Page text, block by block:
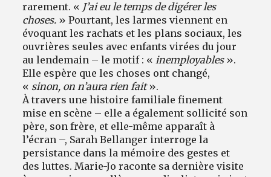
rarement. « J’ai eu le temps de digérer les
choses. » Pourtant, les larmes viennent en
évoquant les rachats et les plans sociaux, les
ouvrières seules avec enfants virées du jour
au lendemain – le motif : «inemployables».
Elle espère que les choses ont changé,
« sinon, on n’aura rien fait».
À travers une histoire familiale finement
mise en scène – elle a également sollicité son
père, son frère, et elle-même apparaît à
l’écran –, Sarah Bellanger interroge la
persistance dans la mémoire des gestes et
des luttes. Marie-Jo raconte sa dernière visite